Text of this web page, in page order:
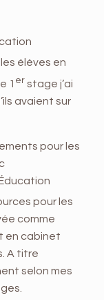
élèves en
1 er stage j’ai
avaient sur
pour les
pour les
comme
en cabinet
A titre
selon mes